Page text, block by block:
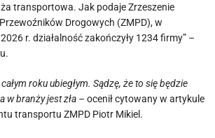
transportowa. Jak podaje Zrzeszenie
Drogowych (ZMPD), w
r. działalność zakończyły 1234 firmy” –
roku ubiegłym. Sądzę, że to się będzie
w branży jest zła – ocenił cytowany w artykule
transportu ZMPD Piotr Mikiel.